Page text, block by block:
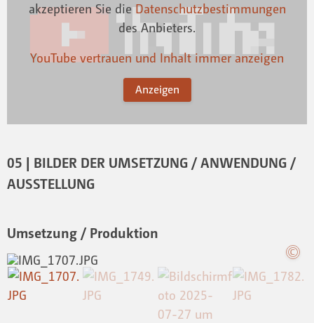
akzeptieren Sie dieDatenschutzbestimmungen
des Anbieters.
YouTube vertrauen und Inhalt immer anzeigen
Anzeigen
05 | BILDER DER UMSETZUNG / ANWENDUNG /
AUSSTELLUNG
Umsetzung / Produktion